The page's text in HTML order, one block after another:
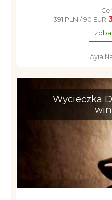
391 PLN / 90 EUR
Ayia
Wycieczka